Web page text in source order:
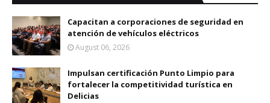
Capacitan a corporaciones de seguridad en
atención de vehículos eléctricos
August 06, 2026
Impulsan certificación Punto Limpio para
fortalecer la competitividad turística en
Delicias